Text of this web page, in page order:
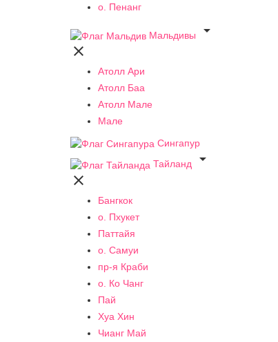
о. Пенанг
Мальдивы


Атолл Ари
Атолл Баа
Атолл Мале
Мале
Сингапур
Тайланд


Бангкок
о. Пхукет
Паттайя
о. Самуи
пр-я Краби
о. Ко Чанг
Пай
Хуа Хин
Чианг Май